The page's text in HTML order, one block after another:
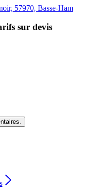
57970, Basse-Ham
sur devis